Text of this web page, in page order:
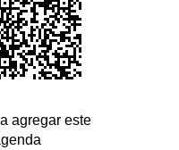
agregar este